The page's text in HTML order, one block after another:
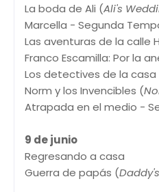
La boda de Ali (Ali's
Marcella - Segunda
Las aventuras de la calle
Franco Escamilla: Por la
Los detectives de la casa
Norm y los Invencibles (
Atrapada en el medio -
9 de junio
Regresando a casa
Guerra de papás (